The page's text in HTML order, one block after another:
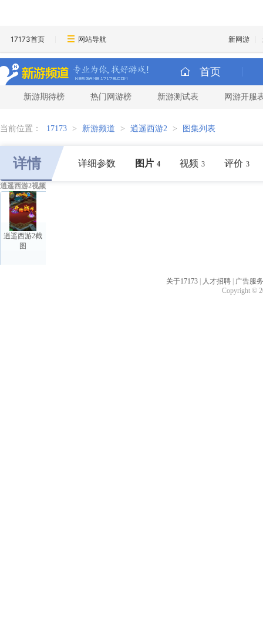
17173首页 网站导航 新网游
首页
新游期待榜 热门网游榜 新游测试表 网游开服
当前位置： 17173 > 新游频道 > 逍遥西游2 > 图集列表
详情 详细参数 图片 4 视频 3 评价 3
逍遥西游2视频
逍遥西游2截
图
关于17173 人才招聘
广告服务
Copyright ©